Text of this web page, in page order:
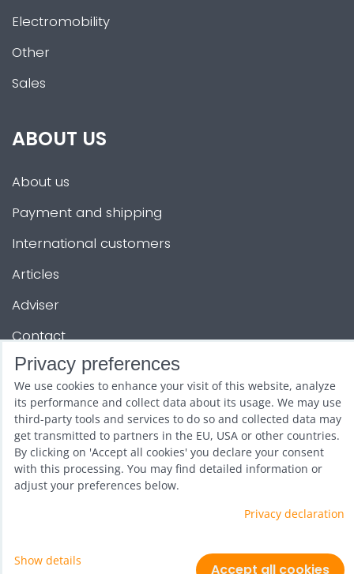
Electromobility
Other
Sales
ABOUT US
About us
Payment and shipping
International customers
Articles
Adviser
Contact
OTHER SERVICES
Show and promotion
Wholesale
Privacy preferences Privacy declaration
Privacy preferences
We use cookies to enhance your visit of this website, analyze
its performance and collect data about its usage. We may use
third-party tools and services to do so and collected data may
get transmitted to partners in the EU, USA or other countries.
By clicking on 'Accept all cookies' you declare your consent
with this processing. You may find detailed information or
adjust your preferences below.
Privacy declaration
Show details
Accept all cookies